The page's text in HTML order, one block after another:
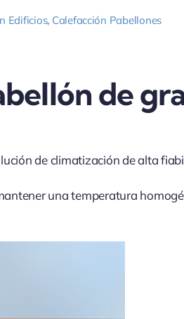
Edificios, Calefacción Pabellones
de
de climatización de alta
una temperatura